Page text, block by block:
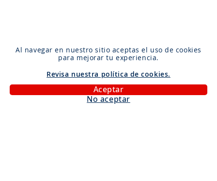
Al navegar en nuestro sitio aceptas el uso de cookies
para mejorar tu experiencia.
Revisa nuestra política de cookies.
Aceptar
No aceptar